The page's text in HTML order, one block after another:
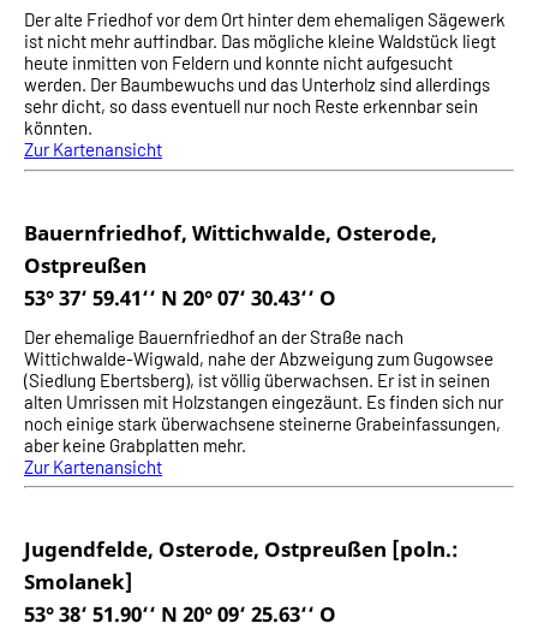
Der alte Friedhof vor dem Ort hinter dem ehemaligen Sägewerk
ist nicht mehr auffindbar. Das mögliche kleine Waldstück liegt
heute inmitten von Feldern und konnte nicht aufgesucht
werden. Der Baumbewuchs und das Unterholz sind allerdings
sehr dicht, so dass eventuell nur noch Reste erkennbar sein
könnten.
Zur Kartenansicht
Bauernfriedhof, Wittichwalde, Osterode,
Ostpreußen
53° 37‘ 59.41‘‘ N 20° 07‘ 30.43‘‘ O
Der ehemalige Bauernfriedhof an der Straße nach
Wittichwalde-Wigwald, nahe der Abzweigung zum Gugowsee
(Siedlung Ebertsberg), ist völlig überwachsen. Er ist in seinen
alten Umrissen mit Holzstangen eingezäunt. Es finden sich nur
noch einige stark überwachsene steinerne Grabeinfassungen,
aber keine Grabplatten mehr.
Zur Kartenansicht
Jugendfelde, Osterode, Ostpreußen [poln.:
Smolanek]
53° 38‘ 51.90‘‘ N 20° 09‘ 25.63‘‘ O